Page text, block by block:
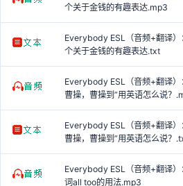
个关于金钱的有趣表达.mp3
Everybody ESL（音频+翻译
个关于金钱的有趣表达.txt
Everybody ESL（音频+翻译）
曹操，曹操到”用英语怎么说？
Everybody ESL（音频+翻译）
曹操，曹操到”用英语怎么说？
Everybody ESL（音频+翻译）
词all too的用法.mp3